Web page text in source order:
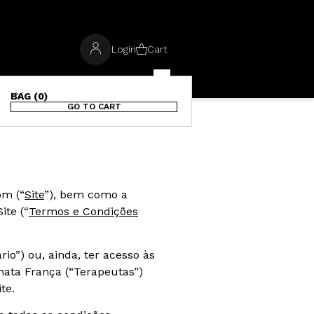
Login Cart
BAG (0)
GO TO CART
(“Site”), bem como a
(“Termos e Condições
ou, ainda, ter acesso às
França (“Terapeutas”)